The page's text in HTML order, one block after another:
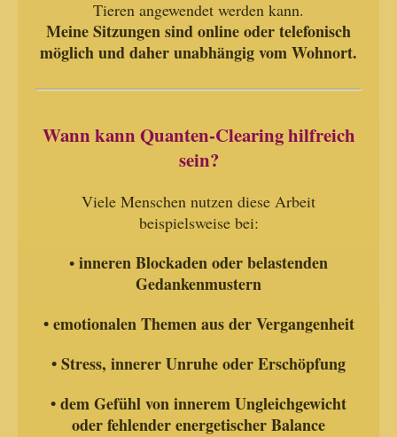
Tieren angewendet werden kann.
Meine Sitzungen sind online oder telefonisch
möglich und daher unabhängig vom Wohnort.
Wann kann Quanten-Clearing hilfreich
sein?
Viele Menschen nutzen diese Arbeit
beispielsweise bei:
• inneren Blockaden oder belastenden
Gedankenmustern
• emotionalen Themen aus der Vergangenheit
• Stress, innerer Unruhe oder Erschöpfung
• dem Gefühl von innerem Ungleichgewicht
oder fehlender energetischer Balance